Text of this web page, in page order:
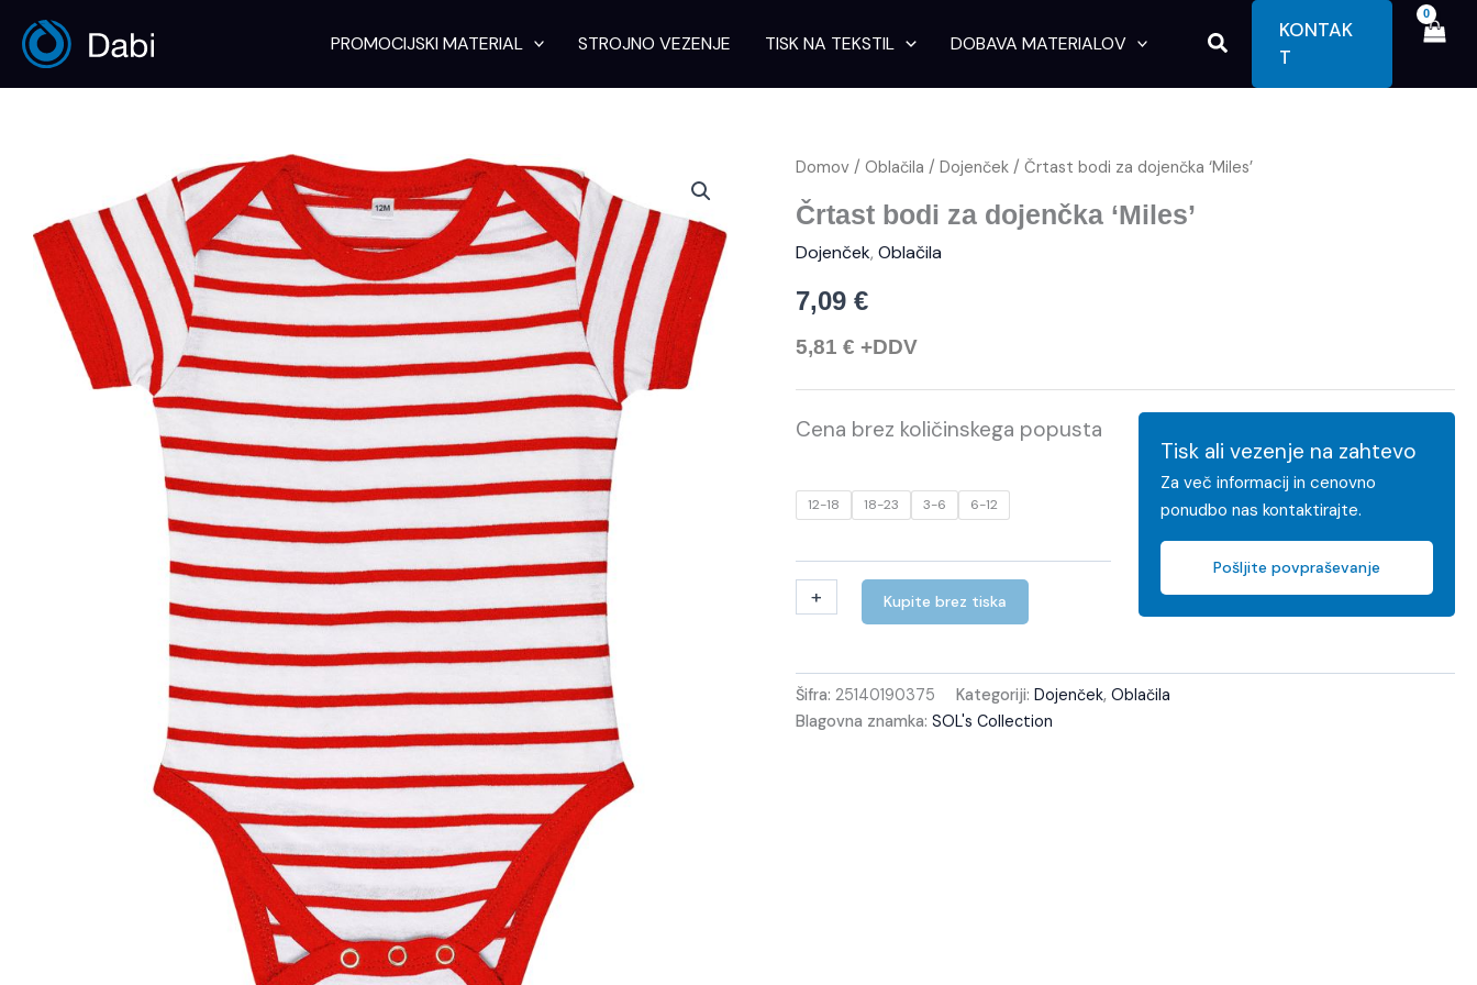
content
PROMOCIJSKI MATERIAL STROJNO VEZENJE TISK NA TEKSTIL DOBAVA MATERIALOV Search
KONTAK
T
Domov /Oblačila /Dojenček / Črtast bodi za dojenčka ‘Miles’
Črtast bodi za dojenčka ‘Miles’
Dojenček,Oblačila
7,09€
5,81€ +DDV
Cena brez količinskega popusta
12-18 18-23 3-6 6-12
-
Črtast
za
dojenčka
'Miles'
+ Kupite brez tiska
Tisk ali vezenje na zahtevo
Za več informacij in cenovno
ponudbo nas kontaktirajte.
Pošljite povpraševanje
Šifra:25140190375 Kategoriji: Dojenček,Oblačila
Blagovna znamka:SOL's Collection